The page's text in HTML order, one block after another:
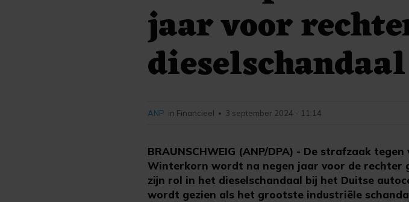
jaar voor
dieselschandaal
BRAUNSCHWEIG (ANP/DPA) - De strafzaak
Winterkorn wordt na negen jaar voor de
zijn rol in het dieselschandaal bij het Duitse
wordt gezien als het grootste industriële
ANP in Financieel • 3 september 2024 - 11:14